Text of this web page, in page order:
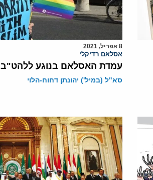
8 אפריל, 2021
אסלאם רדיקלי
עמדת האסלאם בנוגע ללהט"ב
סא"ל (במיל') יהונתן דחוח-הלוי